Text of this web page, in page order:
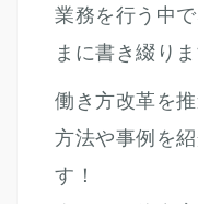
業務を行う中
まに書き綴り
働き方改革を
方法や事例を
す！